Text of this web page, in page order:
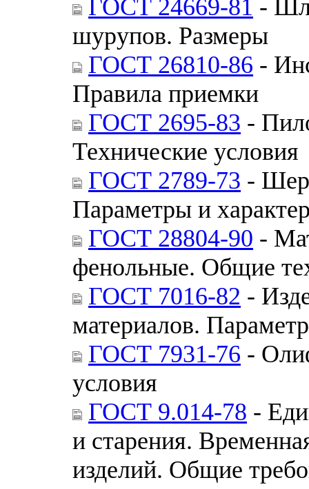
ГОСТ 24669-81 -
шурупов. Размеры
ГОСТ 26810-86 -
Правила приемки
ГОСТ 2695-83 -
Технические условия
ГОСТ 2789-73 -
Параметры и
ГОСТ 28804-90 -
фенольные. Общие
ГОСТ 7016-82 -
материалов.
ГОСТ 7931-76 -
условия
ГОСТ 9.014-78 -
и старения.
изделий. Общие